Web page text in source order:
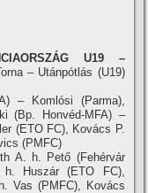
U19 –
– Utánpótlás (U19)
– Komlósi (Parma),
(Bp. Honvéd-MFA) –
(ETO FC), Kovács P.
(PMFC)
A. h. Pető (Fehérvár
Huszár (ETO FC),
Vas (PMFC), Kovács